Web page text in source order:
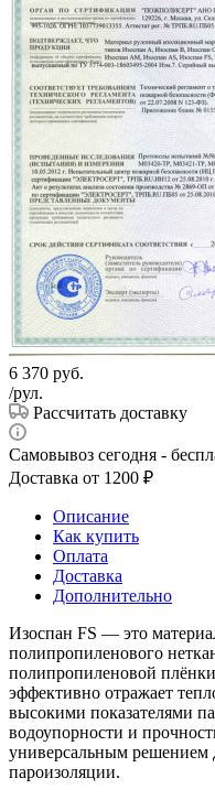
6 370 руб.
/рул.
Рассчитать доставку
Самовывоз сегодня -
Доставка от 1200 ₽
Описание
Как купить
Оплата
Доставка
Дополнительно
Изоспан FS — это
полипропиленового
полипропиленовой
эффективно отражает
высокими показателями
водоупорности и
универсальным решением
пароизоляции.